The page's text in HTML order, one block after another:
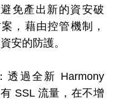
免產出新的資安破
，藉由控管機制，
安的防護。
：透過全新 Harmony
SSL 流量，在不增